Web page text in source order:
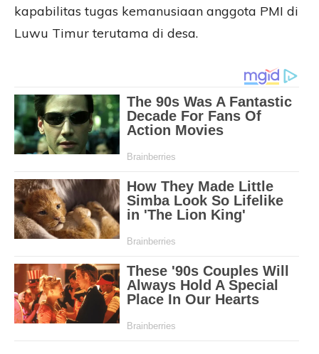
kapabilitas tugas kemanusiaan anggota PMI di
Luwu Timur terutama di desa.